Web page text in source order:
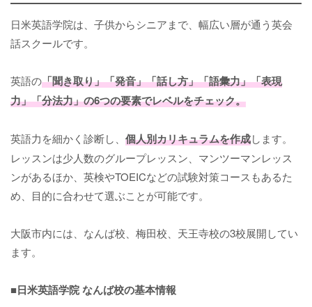
日米英語学院は、子供からシニアまで、幅広い層が通う英会
話スクールです。
英語の「聞き取り」「発音」「話し方」「語彙力」「表現
力」「分法力」の6つの要素でレベルをチェック。
英語力を細かく診断し、 個人別カリキュラムを作成します。
レッスンは少人数のグループレッスン、マンツーマンレッス
ンがあるほか、英検やTOEICなどの試験対策コースもあるた
め、目的に合わせて選ぶことが可能です。
大阪市内には、なんば校、梅田校、天王寺校の3校展開してい
ます。
■日米英語学院 なんば校の基本情報